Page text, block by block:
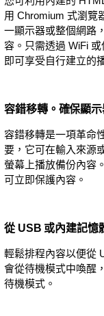
用 Chromium 式瀏覽
一顯示器或整個網路
容。只需透過 WiFi
即可享受自行建立的
容錯移轉。確保顯
容錯移轉是一項革命
要，它可在輸入來源
螢幕上播放備份內容
可立即保護內容。
從 USB 或內建記憶
輕鬆排程內容以便從
會從待機模式中喚醒
待機模式。